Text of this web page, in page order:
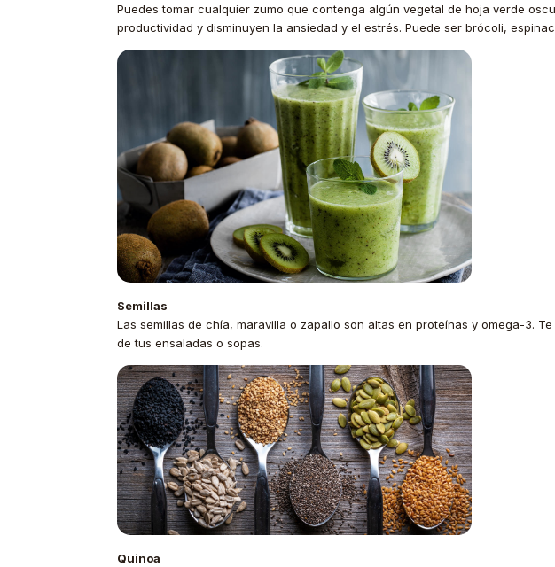
Puedes tomar cualquier zumo que contenga algún vegetal de hoja verde
productividad y disminuyen la ansiedad y el estrés. Puede ser brócoli,
Semillas
Las semillas de chía, maravilla o zapallo son altas en proteínas y omega-3.
de tus ensaladas o sopas.
Quinoa